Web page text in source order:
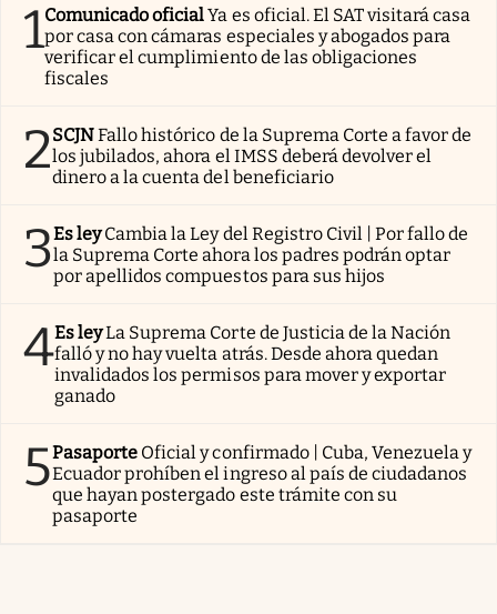
1Comunicado oficialYa es oficial. El SAT visitará casa
por casa con cámaras especiales y abogados para
verificar el cumplimiento de las obligaciones
fiscales
2SCJNFallo histórico de la Suprema Corte a favor de
los jubilados, ahora el IMSS deberá devolver el
dinero a la cuenta del beneficiario
3Es ley Cambia la Ley del Registro Civil | Por fallo de
la Suprema Corte ahora los padres podrán optar
por apellidos compuestos para sus hijos
4Es leyLa Suprema Corte de Justicia de la Nación
falló y no hay vuelta atrás. Desde ahora quedan
invalidados los permisos para mover y exportar
ganado
5Pasaporte Oficial y confirmado | Cuba, Venezuela y
Ecuador prohíben el ingreso al país de ciudadanos
que hayan postergado este trámite con su
pasaporte